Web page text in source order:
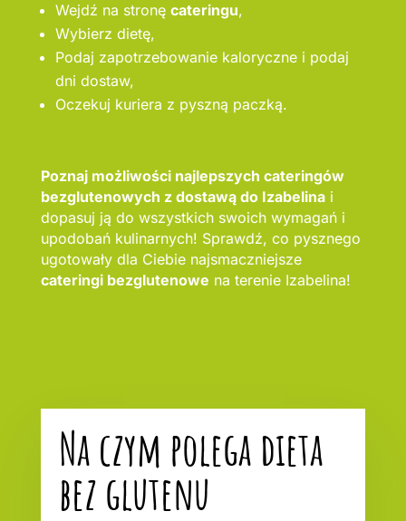
Wejdź na stronę cateringu,
Wybierz dietę,
Podaj zapotrzebowanie kaloryczne i podaj
dni dostaw,
Oczekuj kuriera z pyszną paczką.
Poznaj możliwości najlepszych cateringów
bezglutenowych z dostawą do Izabelinai
dopasuj ją do wszystkich swoich wymagań i
upodobań kulinarnych! Sprawdź, co pysznego
ugotowały dla Ciebie najsmaczniejsze
cateringi bezglutenowe na terenie Izabelina!
Na czym polega dieta
bez glutenu